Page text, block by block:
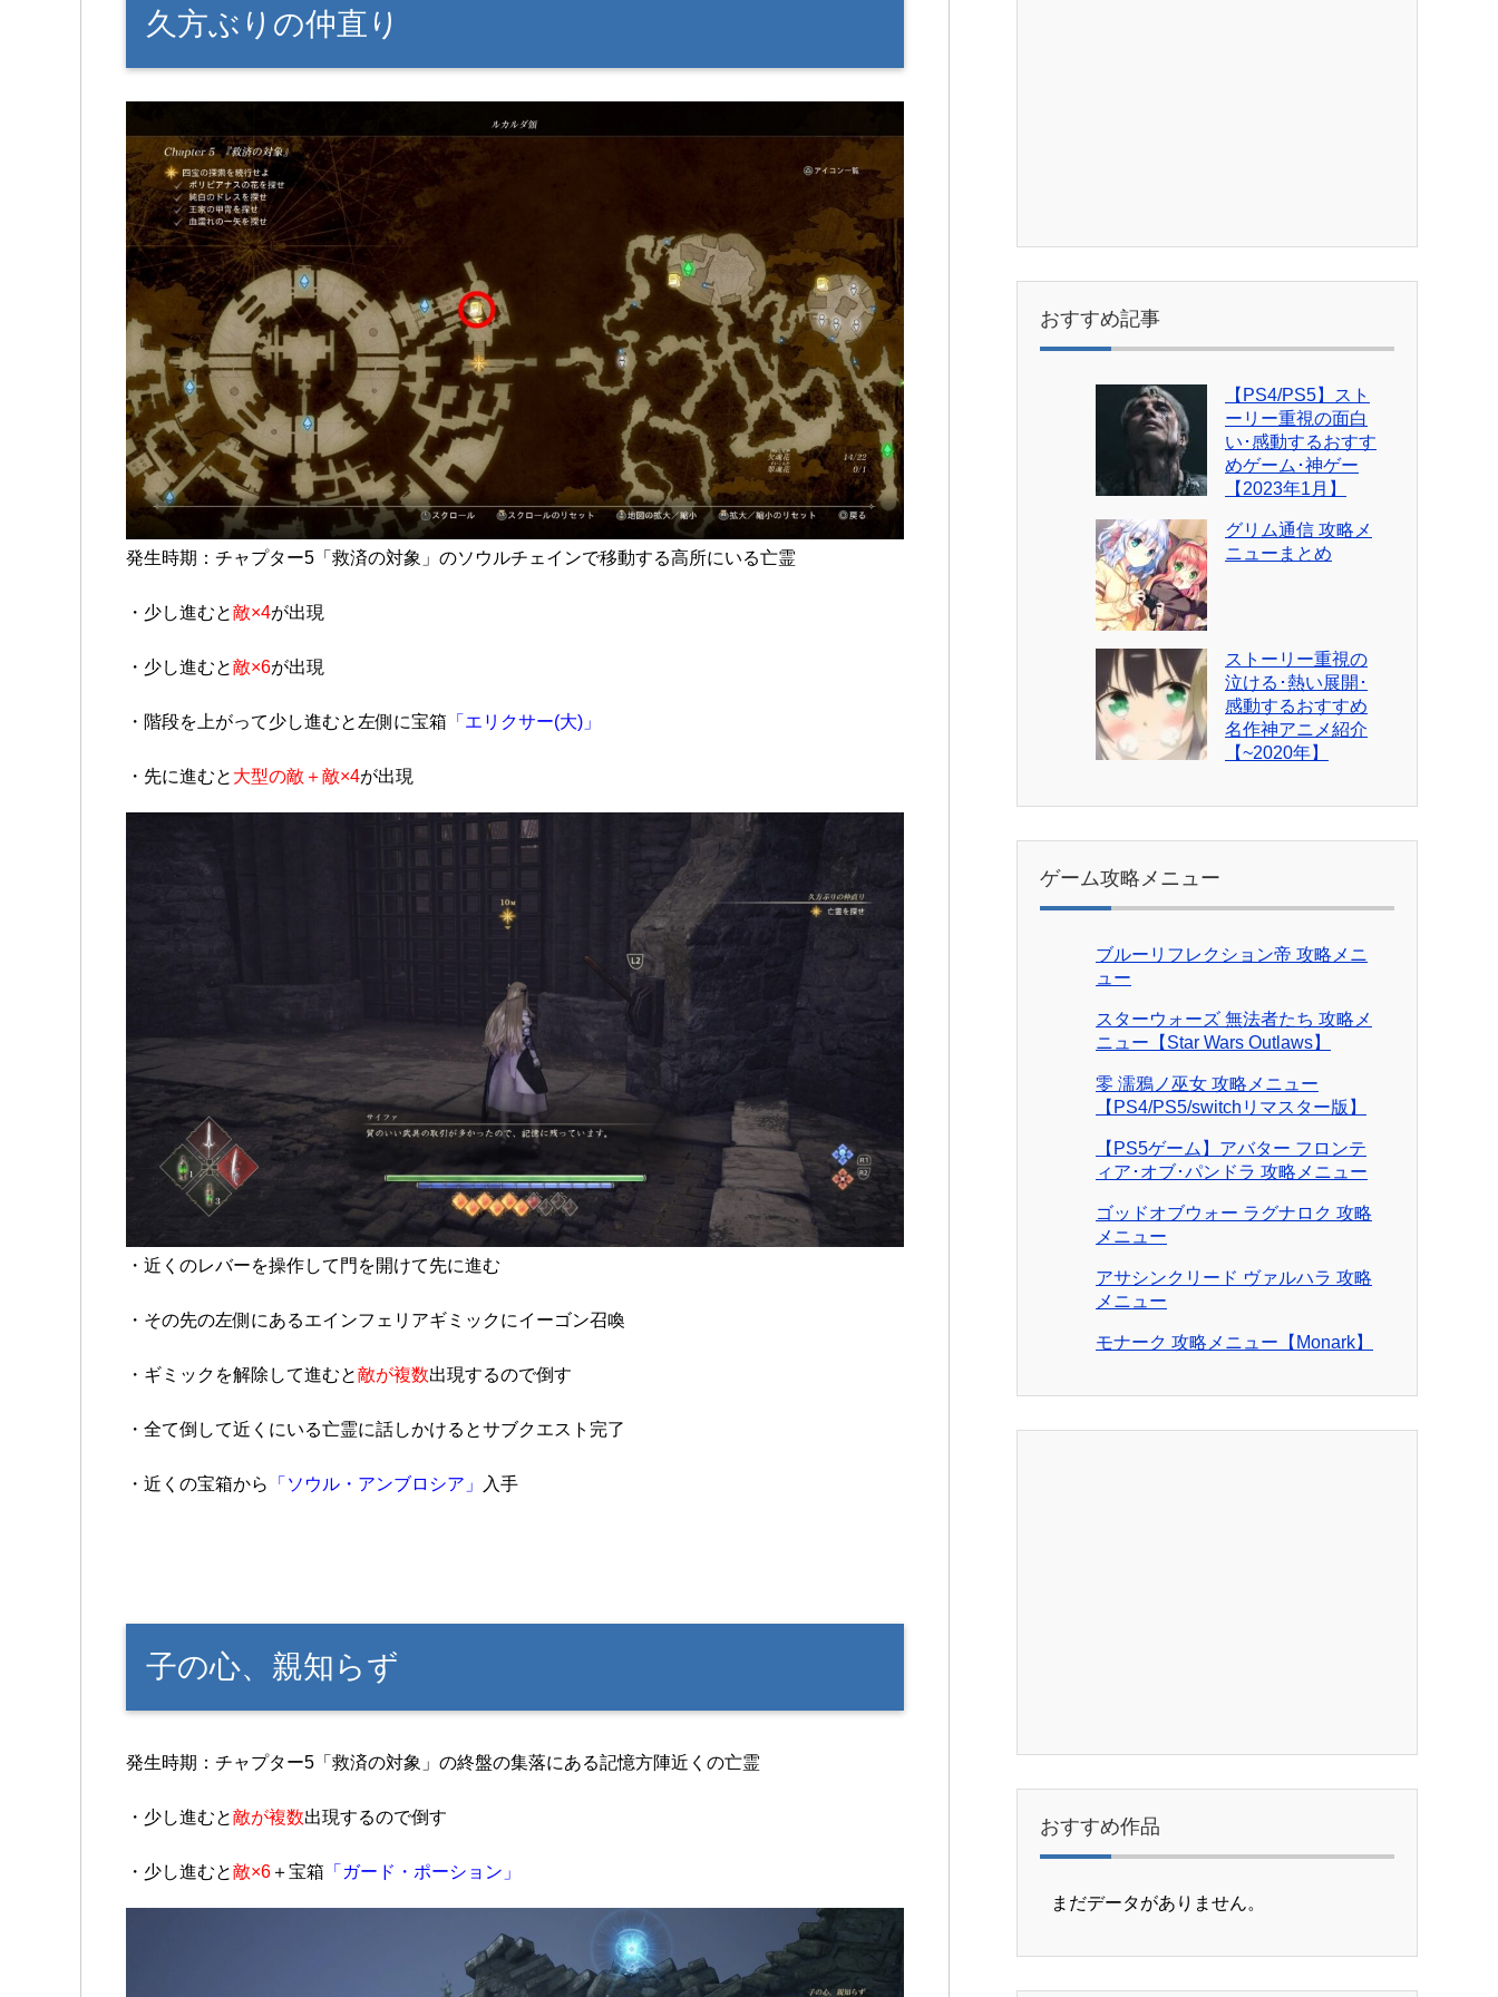
久方ぶりの仲直り
発生時期：チャプター5「救済の対象」のソウルチェインで移動する高所にいる亡霊
・少し進むと敵×4が出現
・少し進むと敵×6が出現
・階段を上がって少し進むと左側に宝箱 「エリクサー(大)」
・先に進むと 大型の敵＋敵×4が出現
・近くのレバーを操作して門を開けて先に進む
・その先の左側にあるエインフェリアギミックにイーゴン召喚
・ギミックを解除して進むと敵が複数出現するので倒す
・全て倒して近くにいる亡霊に話しかけるとサブクエスト完了
・近くの宝箱から 「ソウル・アンブロシア」 入手
子の心、親知らず
発生時期：チャプター5「救済の対象」の終盤の集落にある記憶方陣近くの亡霊
・少し進むと敵が複数出現するので倒す
・少し進むと敵×6＋宝箱 「ガード・ポーション」
おすすめ記事
【PS4/PS5】スト
ーリー重視の面白
い･感動するおすす
めゲーム･神ゲー
【2023年1月】
グリム通信 攻略メ
ニューまとめ
ストーリー重視の
泣ける･熱い展開･
感動するおすすめ
名作神アニメ紹介
【~2020年】
ゲーム攻略メニュー
ブルーリフレクション帝 攻略メニ
ュー
スターウォーズ 無法者たち 攻略メ
ニュー【Star Wars Outlaws】
零 濡鴉ノ巫女 攻略メニュー
【PS4/PS5/switchリマスター版】
【PS5ゲーム】アバター フロンテ
ィア･オブ･パンドラ 攻略メニュー
ゴッドオブウォー ラグナロク 攻略
メニュー
アサシンクリード ヴァルハラ 攻略
メニュー
モナーク 攻略メニュー【Monark】
おすすめ作品
まだデータがありません。